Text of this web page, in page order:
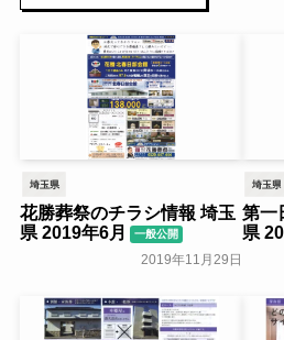
埼玉県
花勝葬祭のチラシ情報 埼玉
県 2019年6月
一般公開
2019年11月29日
埼玉県
第一
県